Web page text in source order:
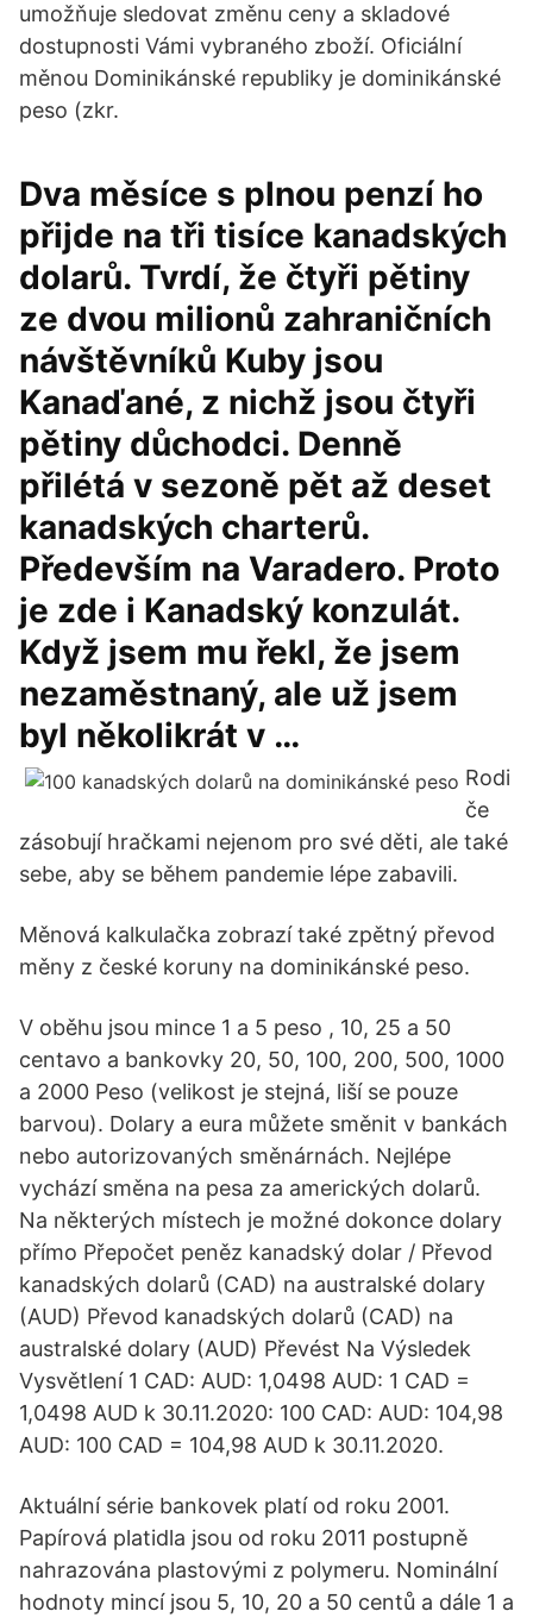
umožňuje sledovat změnu ceny a skladové
dostupnosti Vámi vybraného zboží. Oficiální
měnou Dominikánské republiky je dominikánské
peso (zkr.
Dva měsíce s plnou penzí ho
přijde na tři tisíce kanadských
dolarů. Tvrdí, že čtyři pětiny
ze dvou milionů zahraničních
návštěvníků Kuby jsou
Kanaďané, z nichž jsou čtyři
pětiny důchodci. Denně
přilétá v sezoně pět až deset
kanadských charterů.
Především na Varadero. Proto
je zde i Kanadský konzulát.
Když jsem mu řekl, že jsem
nezaměstnaný, ale už jsem
byl několikrát v …
Rodi
če
zásobují hračkami nejenom pro své děti, ale také
sebe, aby se během pandemie lépe zabavili.
Měnová kalkulačka zobrazí také zpětný převod
měny z české koruny na dominikánské peso.
V oběhu jsou mince 1 a 5 peso , 10, 25 a 50
centavo a bankovky 20, 50, 100, 200, 500, 1000
a 2000 Peso (velikost je stejná, liší se pouze
barvou). Dolary a eura můžete směnit v bankách
nebo autorizovaných směnárnách. Nejlépe
vychází směna na pesa za amerických dolarů.
Na některých místech je možné dokonce dolary
přímo Přepočet peněz kanadský dolar / Převod
kanadských dolarů (CAD) na australské dolary
(AUD) Převod kanadských dolarů (CAD) na
australské dolary (AUD) Převést Na Výsledek
Vysvětlení 1 CAD: AUD: 1,0498 AUD: 1 CAD =
1,0498 AUD k 30.11.2020: 100 CAD: AUD: 104,98
AUD: 100 CAD = 104,98 AUD k 30.11.2020.
Aktuální série bankovek platí od roku 2001.
Papírová platidla jsou od roku 2011 postupně
nahrazována plastovými z polymeru. Nominální
hodnoty mincí jsou 5, 10, 20 a 50 centů a dále 1 a